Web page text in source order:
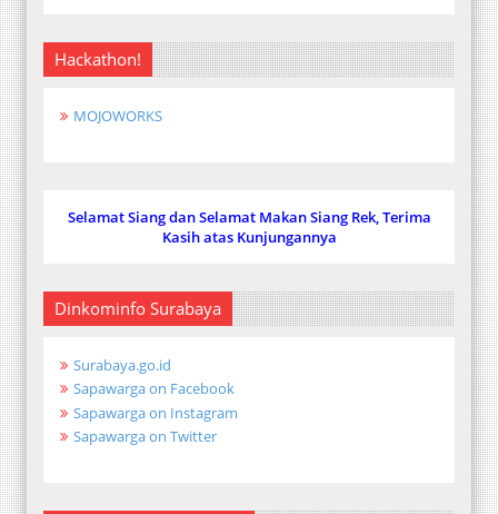
Hackathon!
MOJOWORKS
Selamat Siang dan Selamat Makan Siang Rek, Terima
Kasih atas Kunjungannya
Dinkominfo Surabaya
Surabaya.go.id
Sapawarga on Facebook
Sapawarga on Instagram
Sapawarga on Twitter